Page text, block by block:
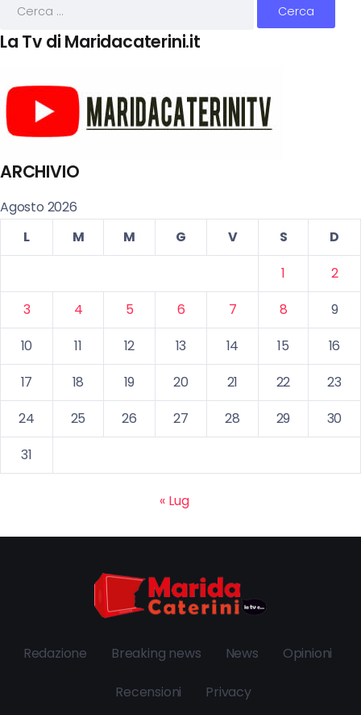
La Tv di Maridacaterini.it
ARCHIVIO
Agosto 2026
L
M M G V S
D
1
2
3
4 5 6 7 8
9
10
11 12 13 14 15
16
17
18 19 20 21 22
23
24
25 26 27 28 29
30
31
« Lug
Redazione Breaking news News Opinioni
Recensioni Privacy